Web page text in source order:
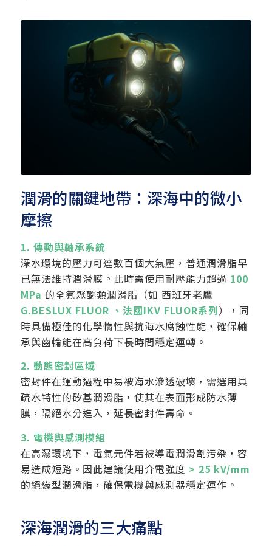
潤滑的關鍵地帶：深海中的微小
摩擦
1. 傳動與軸承系統
深水環境的壓力可達數百個大氣壓，普通潤滑脂早
已無法維持潤滑膜。此時需使用耐壓能力超過 100
MPa 的全氟聚醚類潤滑脂（如 西班牙老鷹
G.BESLUX FLUOR 、法國IKV FLUOR系列），同
時具備極佳的化學惰性與抗海水腐蝕性能，確保軸
承與齒輪能在高負荷下長時間穩定運轉。
2. 動態密封區域
密封件在運動過程中易被海水滲透破壞，需選用具
疏水特性的矽基潤滑脂，使其在表面形成防水薄
膜，隔絕水分進入，延長密封件壽命。
3. 電機與感測模組
在高濕環境下，電氣元件若被導電潤滑劑污染，容
易造成短路。因此建議使用介電強度 > 25 kV/mm
的絕緣型潤滑脂，確保電機與感測器穩定運作。
深海潤滑的三大痛點